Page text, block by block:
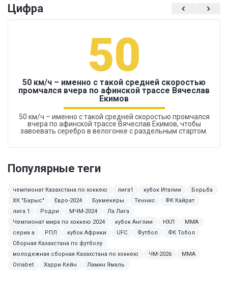
Цифра
50
50 км/ч – именно с такой средней скоростью
промчался вчера по афинской трассе Вячеслав
Екимов
50 км/ч – именно с такой средней скоростью промчался
вчера по афинской трассе Вячеслав Екимов, чтобы
завоевать серебро в велогонке с раздельным стартом.
Популярные теги
чемпионат Казахстана по хоккею лига1 кубок Италии
Борьба
ХК "Барыс"
Евро-2024 Букмекеры Теннис
ФК Кайрат
лига 1
Родри МЧМ-2024
Ла Лига
Чемпионат мира по хоккею 2024
кубок Англии НХЛ
ММА
сериа а
РПЛ кубок Африки UFC Футбол
ФК Тобол
Сборная Казахстана по футболу
молодежная сборная Казахстана по хоккею
ЧМ-2026
MMA
Oinabet
Харри Кейн Ламин Ямаль